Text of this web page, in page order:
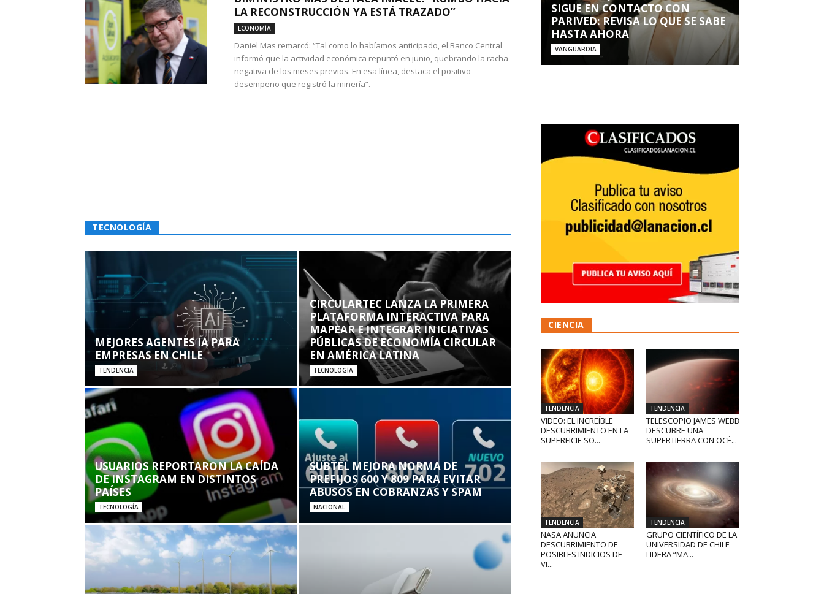
LA RECONSTRUCCIÓN YA ESTÁ TRAZADO”
ECONOMÍA
Daniel Mas remarcó: “Tal como lo habíamos anticipado, el Banco Central
informó que la actividad económica repuntó en junio, quebrando la racha
negativa de los meses previos. En esa línea, destaca el positivo
desempeño que registró la minería”.
TECNOLOGÍA
MEJORES AGENTES IA PARA
EMPRESAS EN CHILE
TENDENCIA
CIRCULARTEC LANZA LA PRIMERA
PLATAFORMA INTERACTIVA PARA
MAPEAR E INTEGRAR INICIATIVAS
PÚBLICAS DE ECONOMÍA CIRCULAR
EN AMÉRICA LATINA
TECNOLOGÍA
USUARIOS REPORTARON LA CAÍDA
DE INSTAGRAM EN DISTINTOS
PAÍSES
TECNOLOGÍA
SUBTEL MEJORA NORMA DE
PREFIJOS 600 Y 809 PARA EVITAR
ABUSOS EN COBRANZAS Y SPAM
NACIONAL
SIGUE EN CONTACTO CON
PARIVED: REVISA LO QUE SE SABE
HASTA AHORA
VANGUARDIA
CIENCIA
TENDENCIA
VIDEO: EL INCREÍBLE
DESCUBRIMIENTO EN LA
SUPERFICIE SO...
TENDENCIA
TELESCOPIO JAMES WEBB
DESCUBRE UNA
SUPERTIERRA CON OCÉ...
TENDENCIA
NASA ANUNCIA
DESCUBRIMIENTO DE
POSIBLES INDICIOS DE
VI...
TENDENCIA
GRUPO CIENTÍFICO DE LA
UNIVERSIDAD DE CHILE
LIDERA “MA...